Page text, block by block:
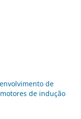
de
de indução